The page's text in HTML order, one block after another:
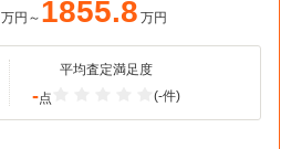
万円～ 1855.8 万円
平均査定満足度
-点 (-件)